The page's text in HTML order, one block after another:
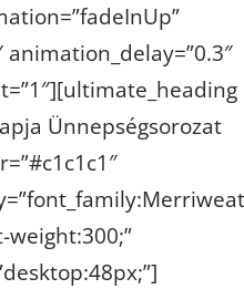
Ünnepségsorozat
weight:300;”